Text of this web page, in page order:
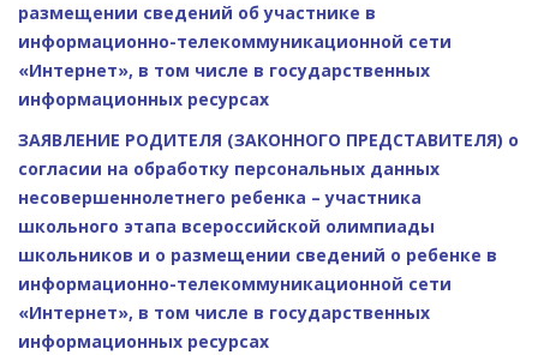
размещении сведений об участнике в
информационно-телекоммуникационной сети
«Интернет», в том числе в государственных
информационных ресурсах
ЗАЯВЛЕНИЕ РОДИТЕЛЯ (ЗАКОННОГО ПРЕДСТАВИТЕЛЯ) о
согласии на обработку персональных данных
несовершеннолетнего ребенка – участника
школьного этапа всероссийской олимпиады
школьников и о размещении сведений о ребенке в
информационно-телекоммуникационной сети
«Интернет», в том числе в государственных
информационных ресурсах